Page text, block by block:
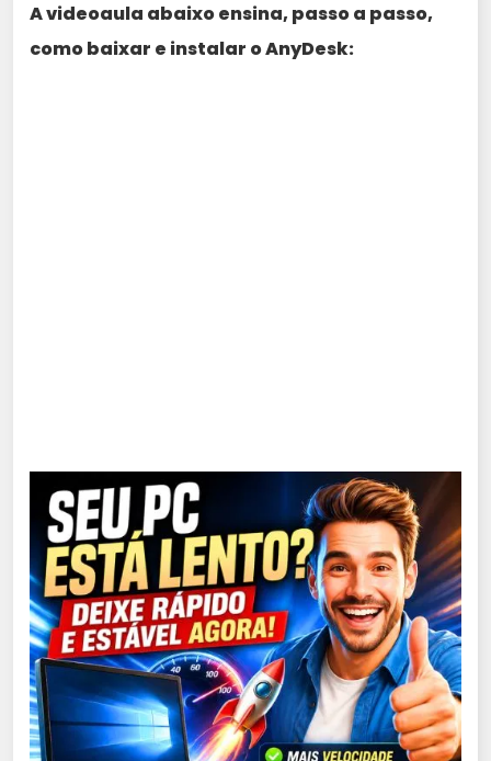
A videoaula abaixo ensina, passo a passo,
como baixar e instalar o AnyDesk: